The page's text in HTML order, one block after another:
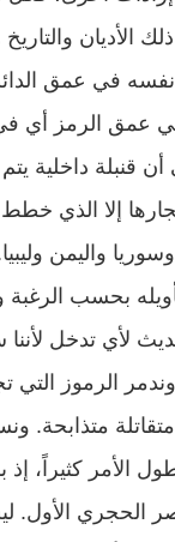
الأديان والتاريخ
نفسه في عمق
في عمق الرمز أي
قنبلة داخلية يتم
إلا الذي
واليمن
بحسب الرغبة
لأي تدخل
وندمر الرموز التي
متذابحة.
الأمر كثيراً، إذ
الحجري الأول.